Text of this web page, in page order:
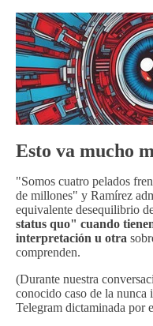
Esto va mucho
"Somos cuatro pelados
de millones" y Ramírez
equivalente desequilibrio
status quo" cuando
interpretación u otra
comprenden.
(Durante nuestra
conocido caso de la
Telegram dictaminada por